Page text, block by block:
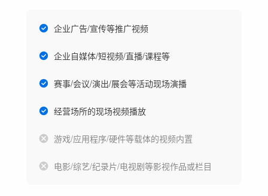
企业广告/宣传等推广视频
企业自媒体/短视频/直播/课程等
赛事/会议/演出/展会等活动现场演播
经营场所的现场视频播放
游戏/应用程序/硬件等载体的视频内置
电影/综艺/纪录片/电视剧等影视作品或栏目